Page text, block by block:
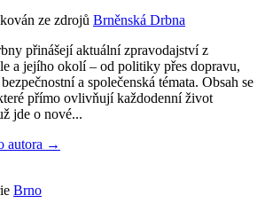
ze zdrojů Brněnská Drbna
přinášejí aktuální zpravodajství z
a jejího okolí – od politiky přes dopravu,
a společenská témata. Obsah se
přímo ovlivňují každodenní život
jde o nové...
autora →
Brno